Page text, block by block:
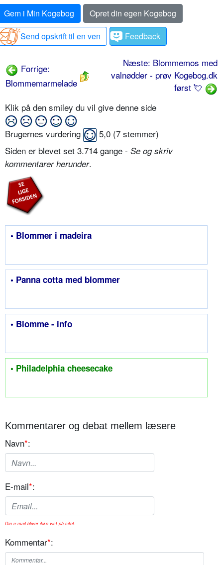
Gem i Min Kogebog
Opret din egen Kogebog
Send opskrift til en ven
Feedback
Forrige:
Blommemarmelade
Næste: Blommemos med
valnødder - prøv Kogebog.dk
først 💘
Klik på den smiley du vil give denne side
Brugernes vurdering 5,0 (7 stemmer)
Siden er blevet set 3.714 gange - Se og skriv
kommentarer herunder.
• Blommer i madeira
• Panna cotta med blommer
• Blomme - info
• Philadelphia cheesecake
Kommentarer og debat mellem læsere
Navn*:
E-mail*:
Din e-mail bliver ikke vist på sitet.
Kommentar*: